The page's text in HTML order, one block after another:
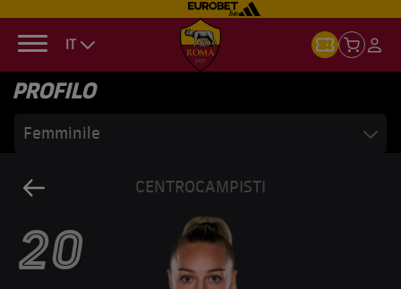
IT
PROFILO
Femminile
20
CENTROCAMPISTI